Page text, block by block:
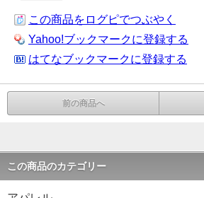
この商品をログピでつぶやく
Yahoo!ブックマークに登録する
はてなブックマークに登録する
前の商品へ
この商品のカテゴリー